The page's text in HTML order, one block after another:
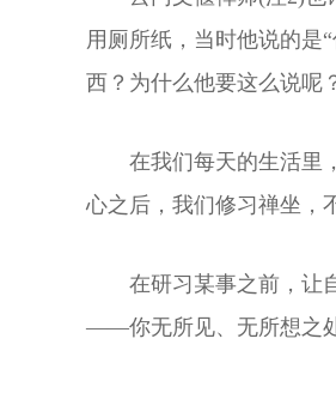
用厕所纸，当时他说的是
西？为什么他要这么说呢
在我们每天的生活里
心之后，我们修习禅坐，
在研习某事之前，让
——你无所见、无所想之